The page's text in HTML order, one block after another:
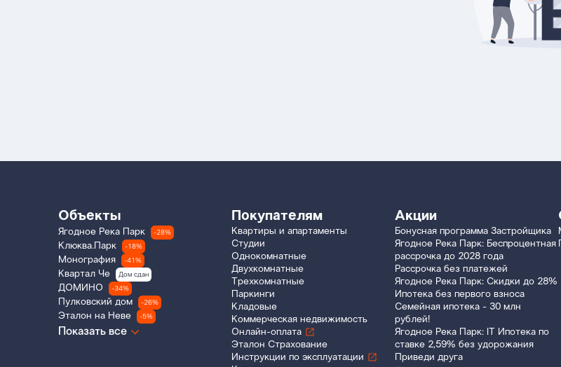
Объекты
Ягодное Река Парк -28%
Клюква.Парк -18%
Монография -41%
Квартал Че Дом сдан
ДОМИНО -34%
Пулковский дом -26%
Эталон на Неве -5%
Показать все
Покупателям
Квартиры и апартаменты
Студии
Однокомнатные
Двухкомнатные
Трехкомнатные
Паркинги
Кладовые
Коммерческая недвижимость
Онлайн-оплата
Эталон Страхование
Инструкции по эксплуатации
Акции
Бонусная программа Застройщика
Ягодное Река Парк: Беспроцентная
рассрочка до 2028 года
Рассрочка без платежей
Ягодное Река Парк: Скидки до 28%
Ипотека без первого взноса
Семейная ипотека - 30 млн
рублей!
Ягодное Река Парк: IT Ипотека по
ставке 2,59% без удорожания
Приведи друга